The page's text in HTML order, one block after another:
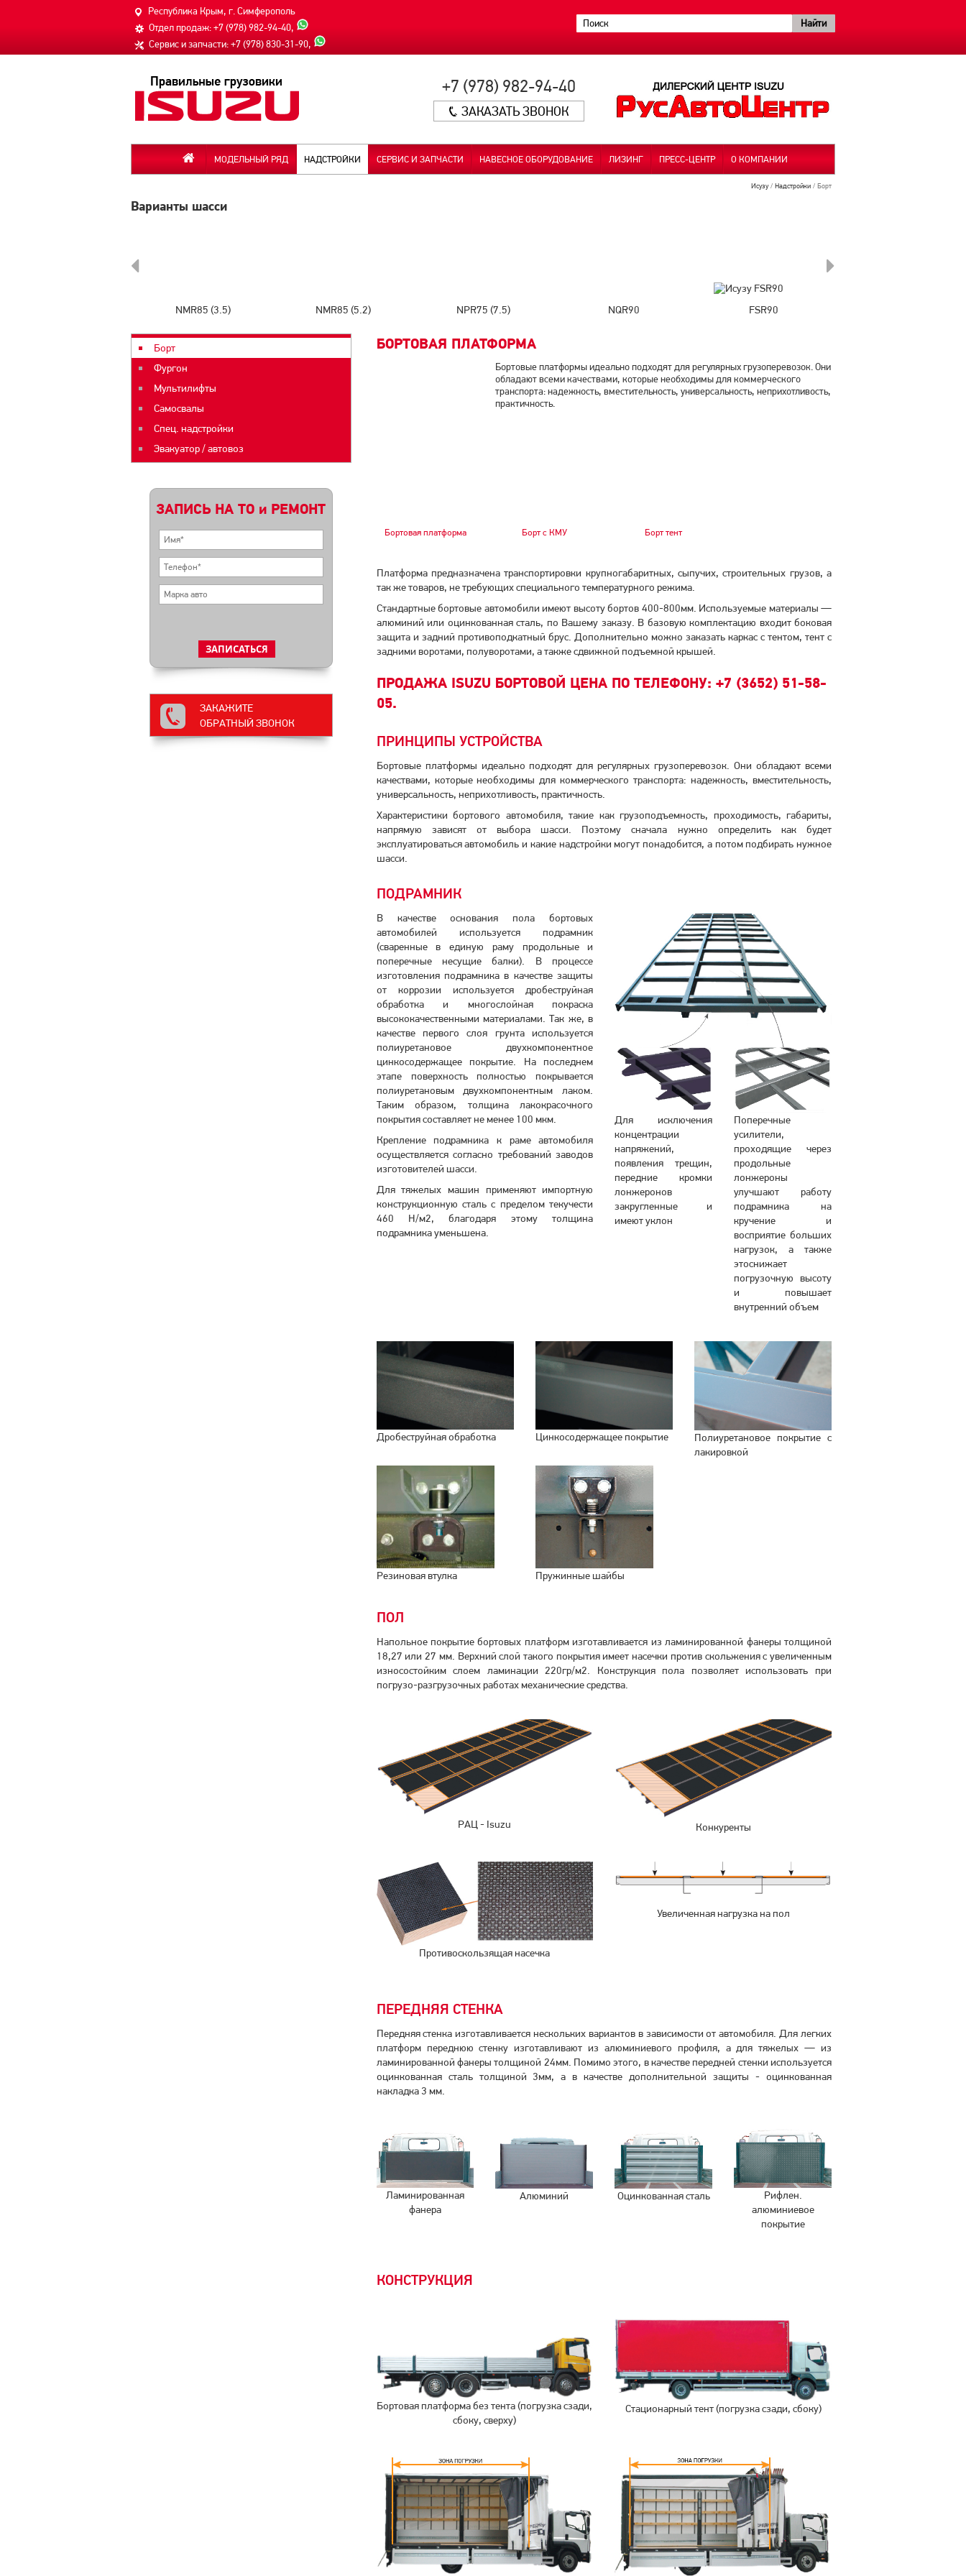
Республика Крым, г. Симферополь
Отдел продаж:+7 (978) 982-94-40,
Сервис и запчасти:+7 (978) 830-31-90,
+7 (978) 982-94-40
ЗАКАЗАТЬ ЗВОНОК
МОДЕЛЬНЫЙ РЯД НАДСТРОЙКИ СЕРВИС И ЗАПЧАСТИ НАВЕСНОЕ ОБОРУДОВАНИЕ ЛИЗИНГ ПРЕСС-ЦЕНТР О КОМПАНИИ
Исузу Надстройки Борт
Варианты шасси
NMR85 (3.5) NMR85 (5.2) NPR75 (7.5) NQR90 FSR90
Борт
Фургон
Мультилифты
Самосвалы
Спец. надстройки
Эвакуатор / автовоз
ЗАПИСЬ НА ТО и РЕМОНТ
ЗАКАЖИТЕ
ОБРАТНЫЙ ЗВОНОК
БОРТОВАЯ ПЛАТФОРМА
Бортовые платформы идеально подходят для регулярных грузоперевозок. Они
обладают всеми качествами, которые необходимы для коммерческого
транспорта: надежность, вместительность, универсальность, неприхотливость,
практичность.
Бортовая платформа Борт с КМУ Борт тент
Платформа предназначена транспортировки крупногабаритных, сыпучих, строительных грузов, а
так же товаров, не требующих специального температурного режима.
Стандартные бортовые автомобили имеют высоту бортов 400-800мм. Используемые материалы —
алюминий или оцинкованная сталь, по Вашему заказу. В базовую комплектацию входит боковая
защита и задний противоподкатный брус. Дополнительно можно заказать каркас с тентом, тент с
задними воротами, полуворотами, а также сдвижной подъемной крышей.
ПРОДАЖА ISUZU БОРТОВОЙ ЦЕНА ПО ТЕЛЕФОНУ: +7 (3652) 51-58-
05.
ПРИНЦИПЫ УСТРОЙСТВА
Бортовые платформы идеально подходят для регулярных грузоперевозок. Они обладают всеми
качествами, которые необходимы для коммерческого транспорта: надежность, вместительность,
универсальность, неприхотливость, практичность.
Характеристики бортового автомобиля, такие как грузоподъемность, проходимость, габариты,
напрямую зависят от выбора шасси. Поэтому сначала нужно определить как будет
эксплуатироваться автомобиль и какие надстройки могут понадобится, а потом подбирать нужное
шасси.
ПОДРАМНИК
В качестве основания пола бортовых
автомобилей используется подрамник
(сваренные в единую раму продольные и
поперечные несущие балки). В процессе
изготовления подрамника в качестве защиты
от коррозии используется дробеструйная
обработка и многослойная покраска
высококачественными материалами. Так же, в
качестве первого слоя грунта используется
полиуретановое двухкомпонентное
цинкосодержащее покрытие. На последнем
этапе поверхность полностью покрывается
полиуретановым двухкомпонентным лаком.
Таким образом, толщина лакокрасочного
покрытия составляет не менее 100 мкм.
Крепление подрамника к раме автомобиля
осуществляется согласно требований заводов
изготовителей шасси.
Для тяжелых машин применяют импортную
конструкционную сталь с пределом текучести
460 Н/м2, благодаря этому толщина
подрамника уменьшена.
Для исключения
концентрации
напряжений,
появления трещин,
передние кромки
лонжеронов
закругленные и
имеют уклон
Поперечные
усилители,
проходящие через
продольные
лонжероны
улучшают работу
подрамника на
кручение и
восприятие больших
нагрузок, а также
этоснижает
погрузочную высоту
и повышает
внутренний объем
Дробеструйная обработка Цинкосодержащее покрытие
Полиуретановое покрытие с
лакировкой
Резиновая втулка Пружинные шайбы
ПОЛ
Напольное покрытие бортовых платформ изготавливается из ламинированной фанеры толщиной
18,27 или 27 мм. Верхний слой такого покрытия имеет насечки против скольжения с увеличенным
износостойким слоем ламинации 220гр/м2. Конструкция пола позволяет использовать при
погрузо-разгрузочных работах механические средства.
РАЦ - Isuzu Конкуренты
Противоскользящая насечка
Увеличенная нагрузка на пол
ПЕРЕДНЯЯ СТЕНКА
Передняя стенка изготавливается нескольких вариантов в зависимости от автомобиля. Для легких
платформ переднюю стенку изготавливают из алюминиевого профиля, а для тяжелых — из
ламинированной фанеры толщиной 24мм. Помимо этого, в качестве передней стенки используется
оцинкованная сталь толщиной 3мм, а в качестве дополнительной защиты - оцинкованная
накладка 3 мм.
Ламинированная
фанера
Алюминий Оцинкованная сталь
Рифлен.
алюминиевое
покрытие
КОНСТРУКЦИЯ
Бортовая платформа без тента (погрузка сзади,
сбоку, сверху)
Стационарный тент (погрузка сзади, сбоку)